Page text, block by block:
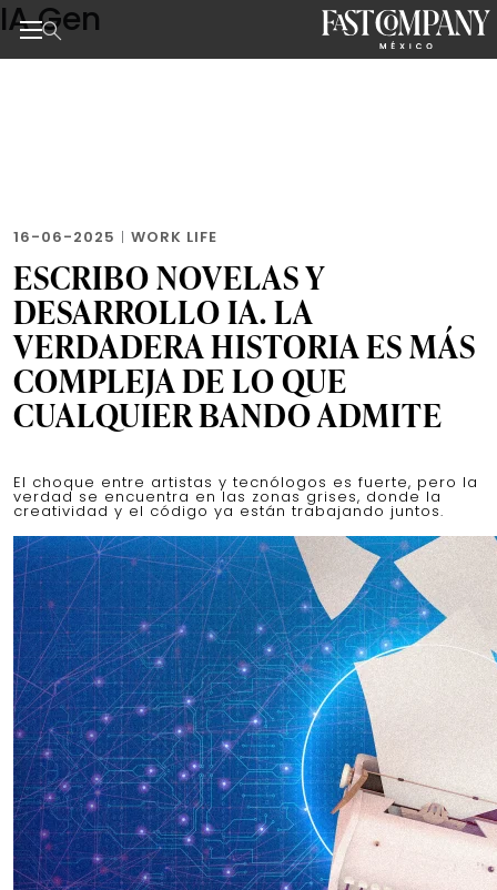
Skip
to
the
IA Gen
16-06-2025 | WORK LIFE
ESCRIBO NOVELAS Y
DESARROLLO IA. LA
VERDADERA HISTORIA ES MÁS
COMPLEJA DE LO QUE
CUALQUIER BANDO ADMITE
El choque entre artistas y tecnólogos es fuerte, pero la
verdad se encuentra en las zonas grises, donde la
creatividad y el código ya están trabajando juntos.